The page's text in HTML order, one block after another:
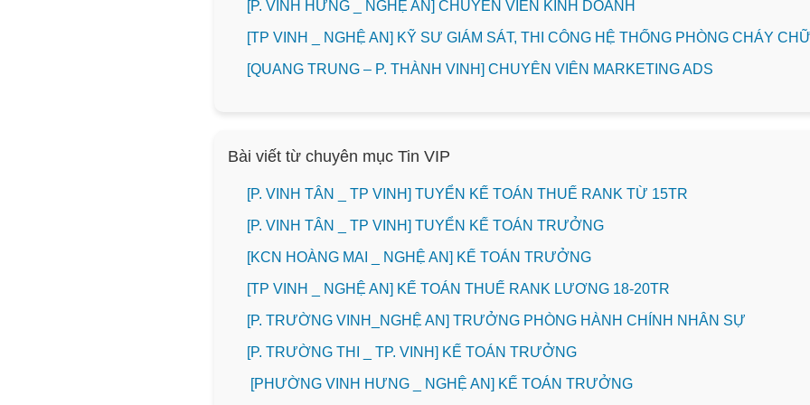
️[P. VINH HƯNG _ NGHỆ AN] CHUYÊN VIÊN KINH DOANH
[TP VINH _ NGHỆ AN] KỸ SƯ GIÁM SÁT, THI CÔNG HỆ THỐNG PHÒNG CHÁY
[QUANG TRUNG – P. THÀNH VINH] CHUYÊN VIÊN MARKETING ADS
Bài viết từ chuyên mục Tin VIP
[P. VINH TÂN _ TP VINH] TUYỂN KẾ TOÁN THUẾ RANK TỪ 15TR
[P. VINH TÂN _ TP VINH] TUYỂN KẾ TOÁN TRƯỞNG
️[KCN HOÀNG MAI _ NGHỆ AN] KẾ TOÁN TRƯỞNG
[TP VINH _ NGHỆ AN] KẾ TOÁN THUẾ RANK LƯƠNG 18-20TR
[P. TRƯỜNG VINH_NGHỆ AN] TRƯỞNG PHÒNG HÀNH CHÍNH NHÂN SỰ
️[P. TRƯỜNG THI _ TP. VINH] KẾ TOÁN TRƯỞNG
[PHƯỜNG VINH HƯNG _ NGHỆ AN] KẾ TOÁN TRƯỞNG